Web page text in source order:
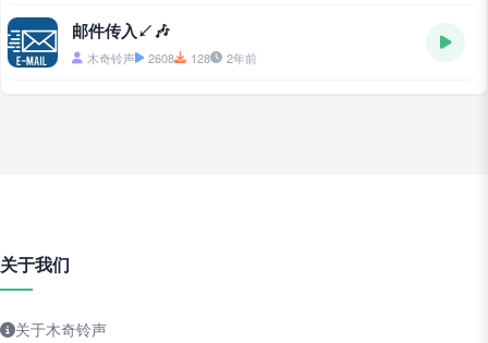
邮件传入↙🎶
木奇铃声 2608 128 2年前
关于我们
关于木奇铃声